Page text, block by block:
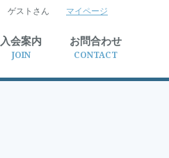
検索
ゲストさん マイページ
入会案内
JOIN
お問合わせ
CONTACT